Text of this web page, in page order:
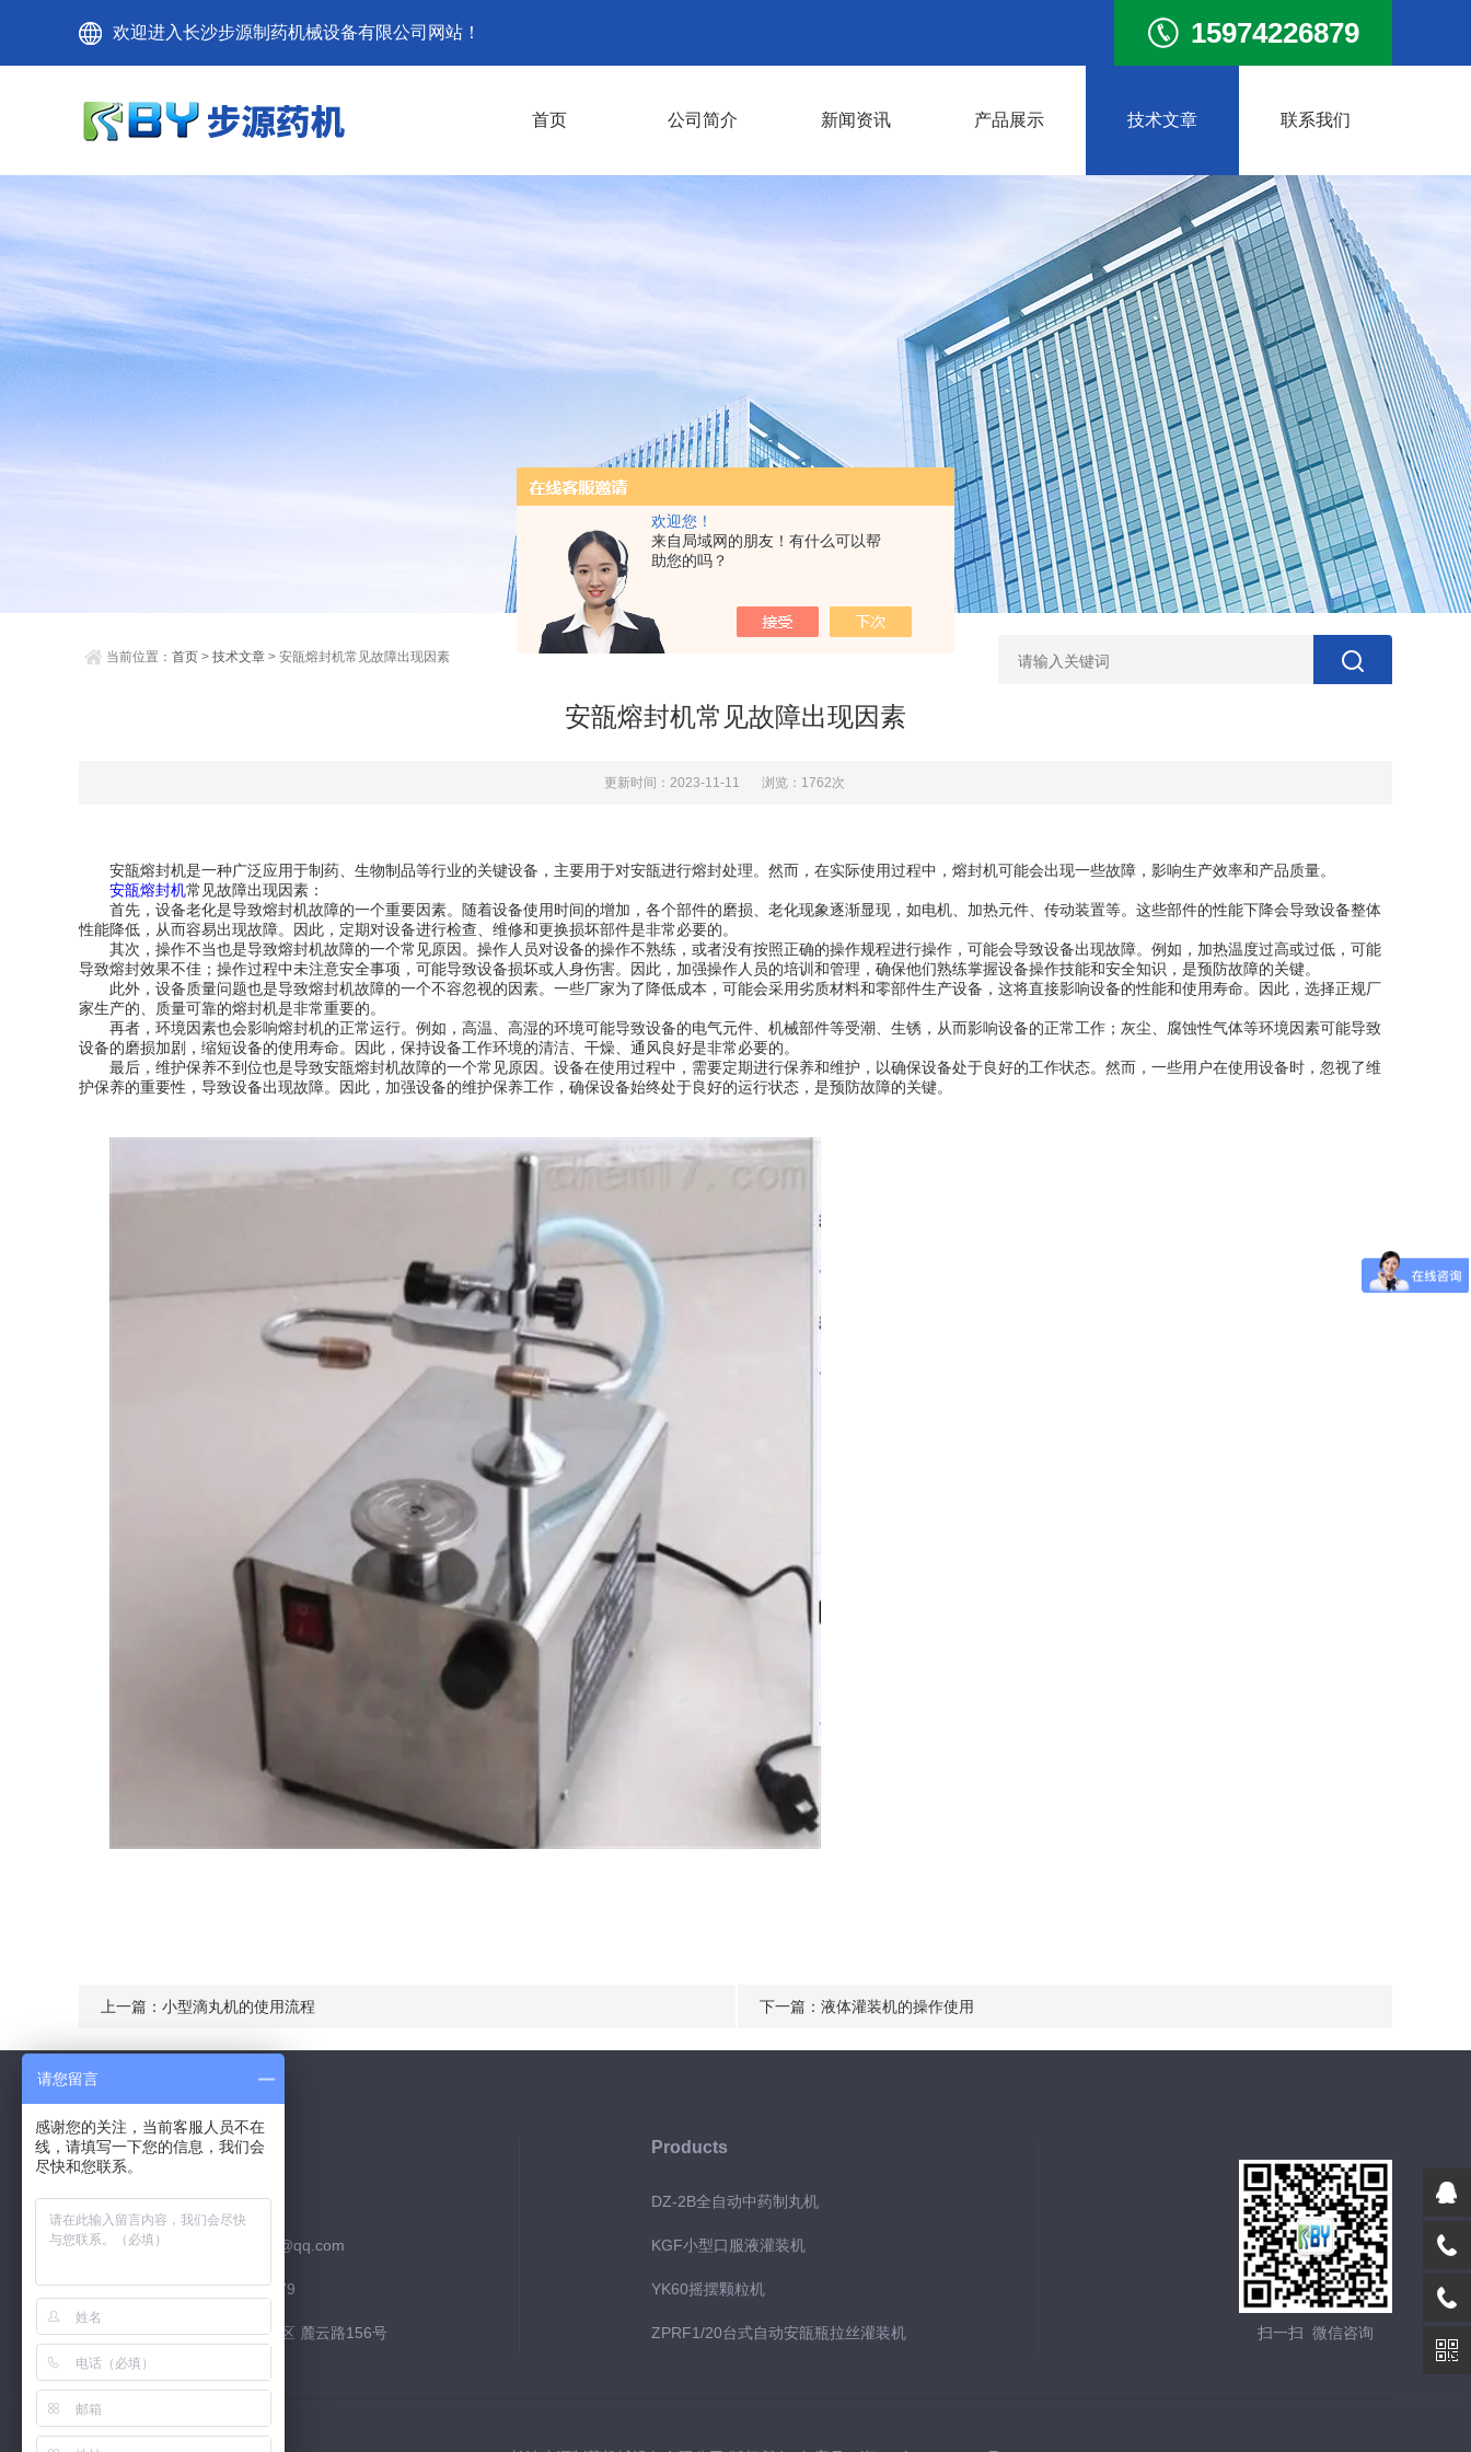
欢迎您！
来自局域网的朋友！有什么可以帮
助您的吗？
欢迎进入长沙步源制药机械设备有限公司网站！ 15974226879
首页 公司简介 新闻资讯 产品展示 技术文章 联系我们
当前位置： 首页 > 技术文章 > 安瓿熔封机常见故障出现因素
安瓿熔封机常见故障出现因素
更新时间：2023-11-11 浏览：1762次
安瓿熔封机是一种广泛应用于制药、生物制品等行业的关键设备，主要用于对安瓿进行熔封处理。然而，在实际使用过程中，熔封机可能会出现一些故障，影响生产效率和产品质量。
安瓿熔封机常见故障出现因素：
首先，设备老化是导致熔封机故障的一个重要因素。随着设备使用时间的增加，各个部件的磨损、老化现象逐渐显现，如电机、加热元件、传动装置等。这些部件的性能下降会导致设备整体
性能降低，从而容易出现故障。因此，定期对设备进行检查、维修和更换损坏部件是非常必要的。
其次，操作不当也是导致熔封机故障的一个常见原因。操作人员对设备的操作不熟练，或者没有按照正确的操作规程进行操作，可能会导致设备出现故障。例如，加热温度过高或过低，可能
导致熔封效果不佳；操作过程中未注意安全事项，可能导致设备损坏或人身伤害。因此，加强操作人员的培训和管理，确保他们熟练掌握设备操作技能和安全知识，是预防故障的关键。
此外，设备质量问题也是导致熔封机故障的一个不容忽视的因素。一些厂家为了降低成本，可能会采用劣质材料和零部件生产设备，这将直接影响设备的性能和使用寿命。因此，选择正规厂
家生产的、质量可靠的熔封机是非常重要的。
再者，环境因素也会影响熔封机的正常运行。例如，高温、高湿的环境可能导致设备的电气元件、机械部件等受潮、生锈，从而影响设备的正常工作；灰尘、腐蚀性气体等环境因素可能导致
设备的磨损加剧，缩短设备的使用寿命。因此，保持设备工作环境的清洁、干燥、通风良好是非常必要的。
最后，维护保养不到位也是导致安瓿熔封机故障的一个常见原因。设备在使用过程中，需要定期进行保养和维护，以确保设备处于良好的工作状态。然而，一些用户在使用设备时，忽视了维
护保养的重要性，导致设备出现故障。因此，加强设备的维护保养工作，确保设备始终处于良好的运行状态，是预防故障的关键。
上一篇： 小型滴丸机的使用流程 下一篇： 液体灌装机的操作使用
Contact Us
联系QQ：526252952
联系邮箱：526252952@qq.com
联系电话：15974226879
联系地址：长沙市 高新区 麓云路156号
Products
DZ-2B全自动中药制丸机
KGF小型口服液灌装机
YK60摇摆颗粒机
ZPRF1/20台式自动安瓿瓶拉丝灌装机 扫一扫 微信咨询
请您留言
感谢您的关注，当前客服人员不在
线，请填写一下您的信息，我们会
尽快和您联系。